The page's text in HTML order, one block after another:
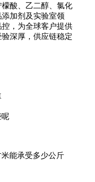
酸、乙二醇、氯化
加剂及实验室领
，为全球客户提供
深厚，供应链稳定
呢
能承受多少公斤